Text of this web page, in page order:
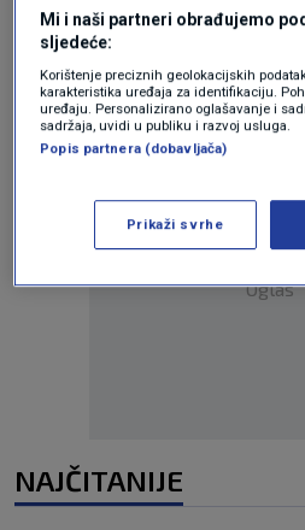
Oglas
NAJČITANIJE
Mi i naši partneri obrađujemo
sljedeće:
Korištenje preciznih geolokacijskih
karakteristika uređaja za identifikaciju.
uređaju. Personalizirano oglašavanje i
sadržaja, uvidi u publiku i razvoj usluga.
Popis partnera (dobavljača)
Prikaži svrhe